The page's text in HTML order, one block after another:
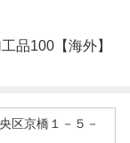
品100【海外】
区京橋１－５－